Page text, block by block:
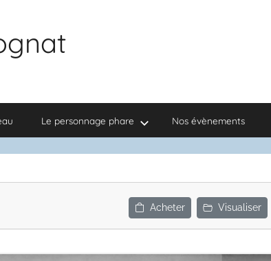
Le personnage phare Nos évènements
Acheter Visualiser